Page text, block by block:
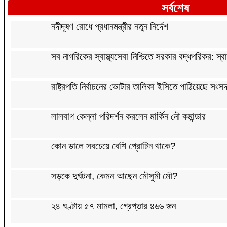
সর্বশেষ
নদীদূষণ রোধে প্রধানমন্ত্রীর নতুন নির্দেশ
সব নাগরিকের স্বাস্থ্যসেবা নিশ্চিতে সরকার বদ্ধপরিকর:
রাষ্ট্রপতি নির্বাচনের ভোটার তালিকা ইসিতে পাঠিয়েছে সংসদ
লালবাগ কেল্লা পরিদর্শন করলেন মার্কিন নৌ কমান্ডার
কোন ডালে সবচেয়ে বেশি প্রোটিন থাকে?
সড়কে দুর্ঘটনা, কেমন আছেন মৌসুমী মৌ?
২৪ ঘণ্টায় ৫৭ মামলা, গ্রেপ্তার ৪৬৬ জন